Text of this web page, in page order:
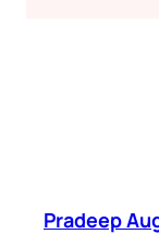
Pradeep